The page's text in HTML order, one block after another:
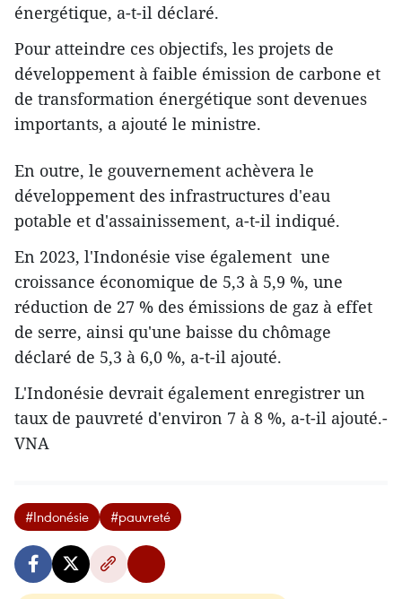
énergétique, a-t-il déclaré.
Pour atteindre ces objectifs, les projets de
développement à faible émission de carbone et
de transformation énergétique sont devenues
importants, a ajouté le ministre.
En outre, le gouvernement achèvera le
développement des infrastructures d'eau
potable et d'assainissement, a-t-il indiqué.
En 2023, l'Indonésie vise également une
croissance économique de 5,3 à 5,9 %, une
réduction de 27 % des émissions de gaz à effet
de serre, ainsi qu'une baisse du chômage
déclaré de 5,3 à 6,0 %, a-t-il ajouté.
L'Indonésie devrait également enregistrer un
taux de pauvreté d'environ 7 à 8 %, a-t-il ajouté.-
VNA
#Indonésie #pauvreté